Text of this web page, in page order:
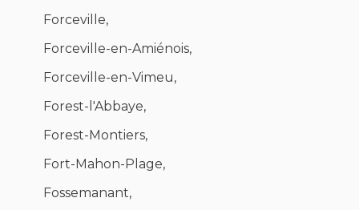
Forceville,
Forceville-en-Amiénois,
Forceville-en-Vimeu,
Forest-l'Abbaye,
Forest-Montiers,
Fort-Mahon-Plage,
Fossemanant,